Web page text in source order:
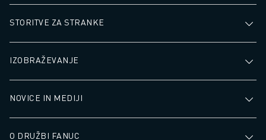
STORITVE ZA STRANKE
IZOBRAŽEVANJE
NOVICE IN MEDIJI
O DRUŽBI FANUC